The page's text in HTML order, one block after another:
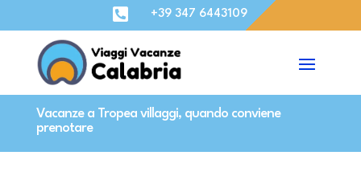
 +39 347 6443109
Vacanze a Tropea villaggi, quando conviene
prenotare